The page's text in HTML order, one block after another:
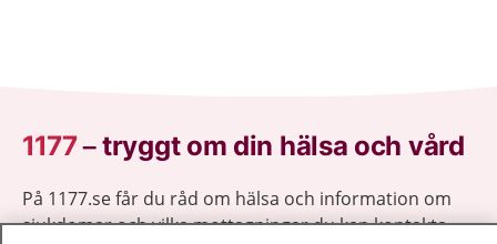
1177–tryggt om din hälsa och vård
På 1177.se får du råd om hälsa och information om
sjukdomar och vilka mottagningar du kan kontakta.